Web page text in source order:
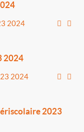
2024
2024
2024
2023